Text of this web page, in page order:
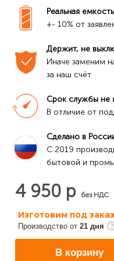
Реальная емкость
+- 10% от
Держит, не
Иначе заменим
за наш счёт
Срок службы не
В отличие от
Сделано в
C 2019
бытовой и
4 950 р без НДС
Изготовим под заказ
Производство от 21 дня
В корзину